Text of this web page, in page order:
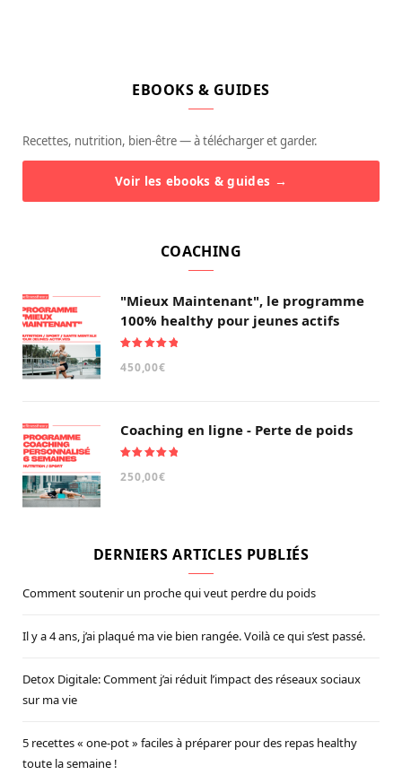
EBOOKS & GUIDES
Recettes, nutrition, bien-être — à télécharger et garder.
Voir les ebooks & guides →
COACHING
"Mieux Maintenant", le programme
100% healthy pour jeunes actifs
sur 5
450,00€
Coaching en ligne - Perte de poids
sur 5
250,00€
DERNIERS ARTICLES PUBLIÉS
Comment soutenir un proche qui veut perdre du poids
Il y a 4 ans, j’ai plaqué ma vie bien rangée. Voilà ce qui s’est passé.
Detox Digitale: Comment j’ai réduit l’impact des réseaux sociaux
sur ma vie
5 recettes « one-pot » faciles à préparer pour des repas healthy
toute la semaine !